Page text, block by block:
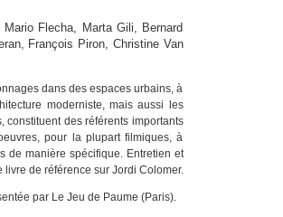
Flecha, Marta Gili, Bernard
François Piron, Christine Van
dans des espaces urbains, à
moderniste, mais aussi les
constituent des référents importants
pour la plupart filmiques, à
de manière spécifique. Entretien et
de référence sur Jordi Colomer.
par Le Jeu de Paume (Paris).